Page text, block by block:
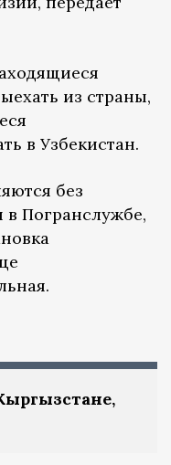
из страны,
в Узбекистан.
без
в Погранслужбе,